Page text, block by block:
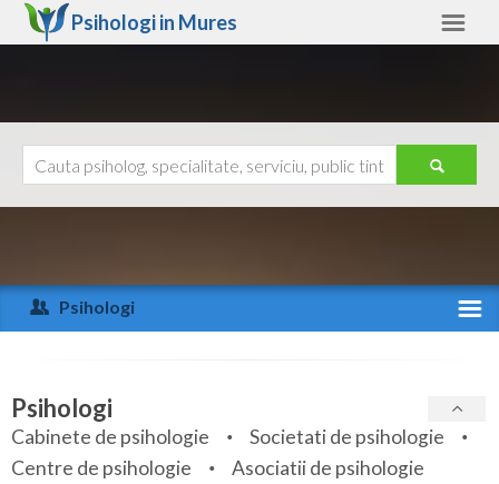
Psihologi in Mures
Arad
Arges
Bihor
Bistrita-Nasaud
Ajutor
Psihologi
Specialitati
Servicii
Psihologi
Cabinete de psihologie
Societati de psihologie
Centre de psihologie
Asociatii de psihologie